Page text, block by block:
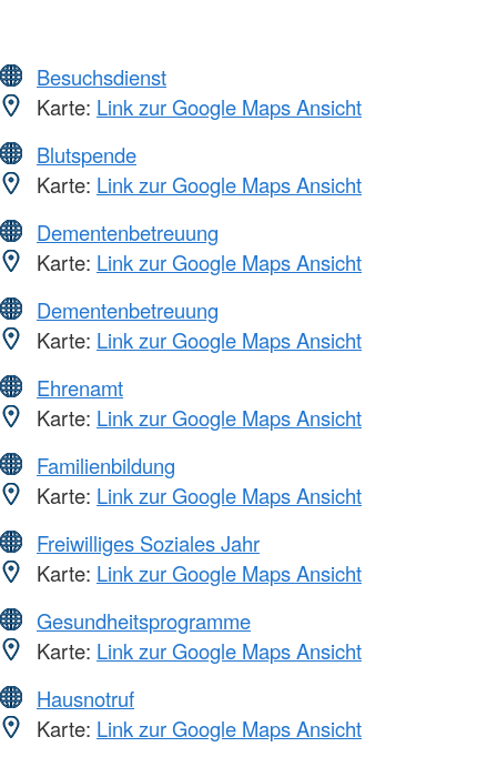
Besuchsdienst
Karte: Link zur Google Maps Ansicht
Blutspende
Karte: Link zur Google Maps Ansicht
Dementenbetreuung
Karte: Link zur Google Maps Ansicht
Dementenbetreuung
Karte: Link zur Google Maps Ansicht
Ehrenamt
Karte: Link zur Google Maps Ansicht
Familienbildung
Karte: Link zur Google Maps Ansicht
Freiwilliges Soziales Jahr
Karte: Link zur Google Maps Ansicht
Gesundheitsprogramme
Karte: Link zur Google Maps Ansicht
Hausnotruf
Karte: Link zur Google Maps Ansicht